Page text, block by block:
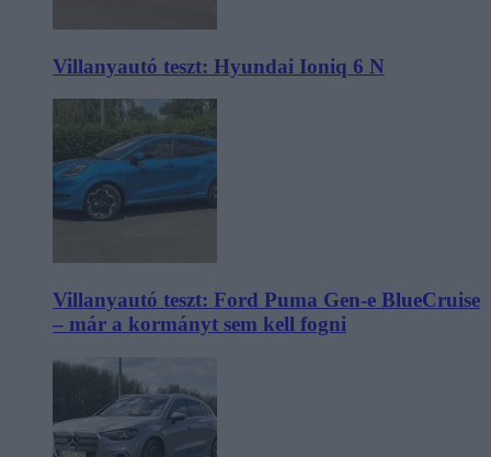
Villanyautó teszt: Hyundai Ioniq 6 N
Villanyautó teszt: Ford Puma Gen-e BlueCruise
– már a kormányt sem kell fogni